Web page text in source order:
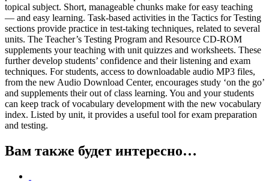
topical subject. Short, manageable chunks make for easy teaching
— and easy learning. Task-based activities in the Tactics for Testing
sections provide practice in test-taking techniques, related to several
units. The Teacher’s Testing Program and Resource CD-ROM
supplements your teaching with unit quizzes and worksheets. These
further develop students’ confidence and their listening and exam
techniques. For students, access to downloadable audio MP3 files,
from the new Audio Download Center, encourages study ‘on the go’
and supplements their out of class learning. You and your students
can keep track of vocabulary development with the new vocabulary
index. Listed by unit, it provides a useful tool for exam preparation
and testing.
Вам также будет интересно…